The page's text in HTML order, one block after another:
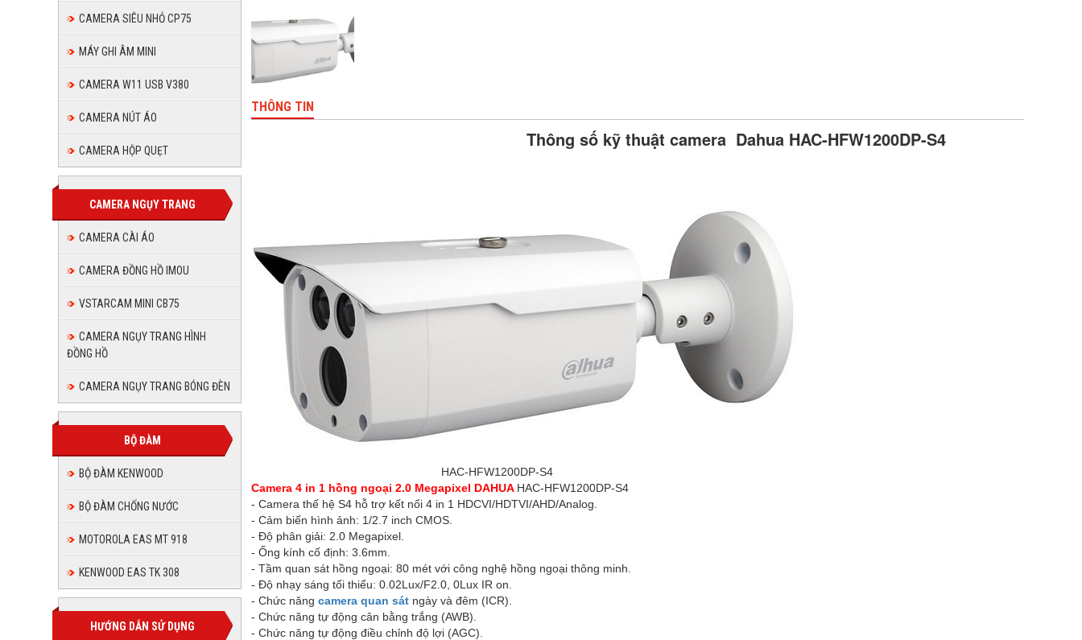
CAMERA SIÊU NHỎ CP75
MÁY GHI ÂM MINI
CAMERA W11 USB V380
CAMERA NÚT ÁO
CAMERA HỘP QUẸT
CAMERA NGỤY TRANG
CAMERA CÀI ÁO
CAMERA ĐỒNG HỒ IMOU
VSTARCAM MINI CB75
CAMERA NGỤY TRANG HÌNH
ĐỒNG HỒ
CAMERA NGỤY TRANG BÓNG ĐÈN
BỘ ĐÀM
BỘ ĐÀM KENWOOD
BỘ ĐÀM CHỐNG NƯỚC
MOTOROLA EAS MT 918
KENWOOD EAS TK 308
HƯỚNG DẪN SỬ DỤNG
THÔNG TIN
Thông số kỹ thuật camera Dahua HAC-HFW1200DP-S4
HAC-HFW1200DP-S4
Camera 4 in 1 hồng ngoại 2.0 Megapixel DAHUA HAC-HFW1200DP-S4
- Camera thế hệ S4 hỗ trợ kết nối 4 in 1 HDCVI/HDTVI/AHD/Analog.
- Cảm biến hình ảnh: 1/2.7 inch CMOS.
- Độ phân giải: 2.0 Megapixel.
- Ống kính cố định: 3.6mm.
- Tầm quan sát hồng ngoại: 80 mét với công nghệ hồng ngoại thông minh.
- Độ nhạy sáng tối thiểu: 0.02Lux/F2.0, 0Lux IR on.
- Chức năng camera quan sát ngày và đêm (ICR).
- Chức năng tự động cân bằng trắng (AWB).
- Chức năng tự động điều chỉnh độ lợi (AGC).